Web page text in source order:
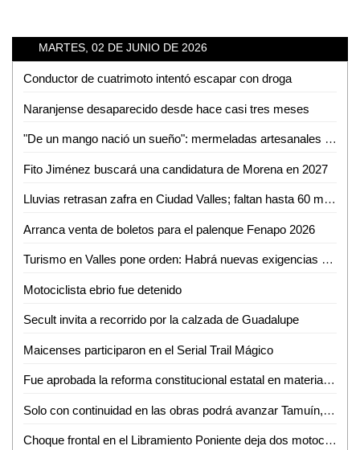
MARTES, 02 DE JUNIO DE 2026
Conductor de cuatrimoto intentó escapar con droga
Naranjense desaparecido desde hace casi tres meses
"De un mango nació un sueño": mermeladas artesanales de Cerritos ya llegan hasta EUA
Fito Jiménez buscará una candidatura de Morena en 2027
Lluvias retrasan zafra en Ciudad Valles; faltan hasta 60 mil toneladas por cosechar
Arranca venta de boletos para el palenque Fenapo 2026
Turismo en Valles pone orden: Habrá nuevas exigencias para Airbnb, guías y parajes
Motociclista ebrio fue detenido
Secult invita a recorrido por la calzada de Guadalupe
Maicenses participaron en el Serial Trail Mágico
Fue aprobada la reforma constitucional estatal en materia electoral
Solo con continuidad en las obras podrá avanzar Tamuín, afirma exalcalde
Choque frontal en el Libramiento Poniente deja dos motociclistas inconscientes